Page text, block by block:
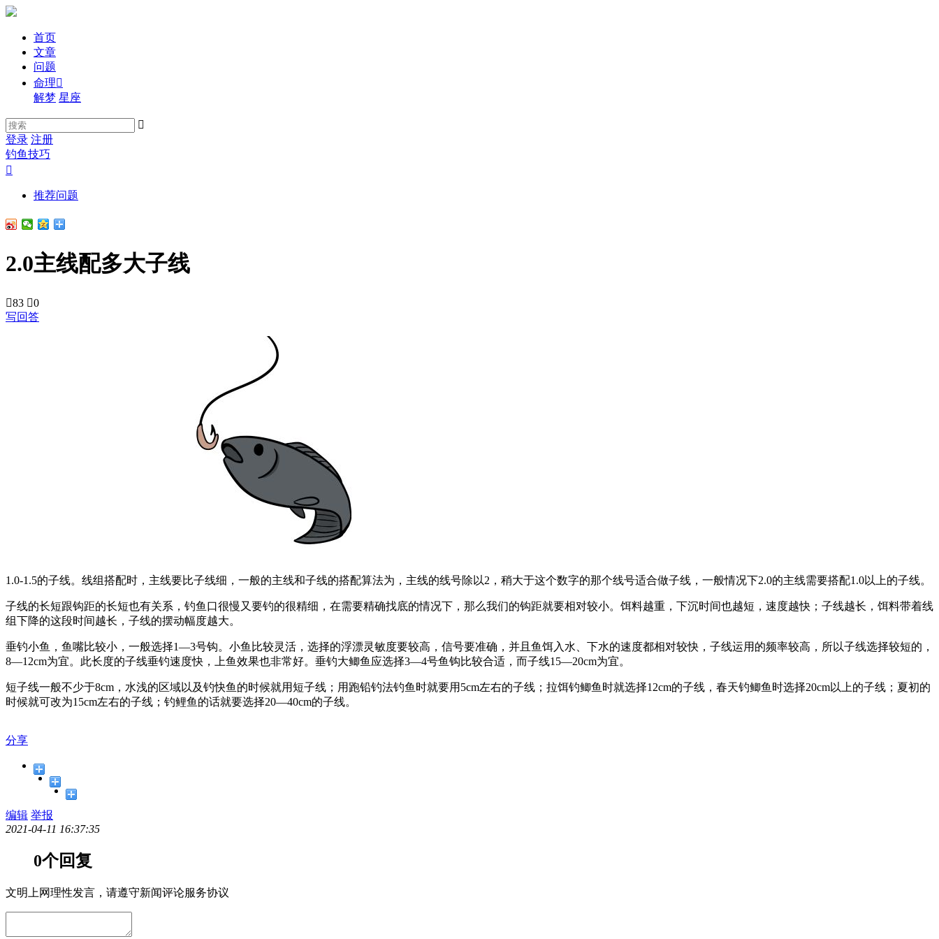
首页
文章
问题
命理
解梦 星座

登录 注册
钓鱼技巧

推荐问题
2.0主线配多大子线
83 0
写回答
1.0-1.5的子线。线组搭配时，主线要比子线细，一般的主线和子线的搭配算法为，主线的线号除以2，稍大于这个数字的那个线号适合做子线，一般情况下2.0的主线需要搭配1.0以上的子线。
子线的长短跟钩距的长短也有关系，钓鱼口很慢又要钓的很精细，在需要精确找底的情况下，那么我们的钩距就要相对较小。饵料越重，下沉时间也越短，速度越快；子线越长，饵料带着线
组下降的这段时间越长，子线的摆动幅度越大。
垂钓小鱼，鱼嘴比较小，一般选择1—3号钩。小鱼比较灵活，选择的浮漂灵敏度要较高，信号要准确，并且鱼饵入水、下水的速度都相对较快，子线运用的频率较高，所以子线选择较短的，
8—12cm为宜。此长度的子线垂钓速度快，上鱼效果也非常好。垂钓大鲫鱼应选择3—4号鱼钩比较合适，而子线15—20cm为宜。
短子线一般不少于8cm，水浅的区域以及钓快鱼的时候就用短子线；用跑铅钓法钓鱼时就要用5cm左右的子线；拉饵钓鲫鱼时就选择12cm的子线，春天钓鲫鱼时选择20cm以上的子线；夏初的
时候就可改为15cm左右的子线；钓鲤鱼的话就要选择20—40cm的子线。
分享
编辑 举报
2021-04-11 16:37:35
0个回复
文明上网理性发言，请遵守新闻评论服务协议